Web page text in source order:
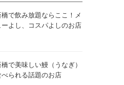
橋で飲み放題ならここ！メ
ーよし、コスパよしのお店
で美味しい鰻（うなぎ）
べられる話題のお店